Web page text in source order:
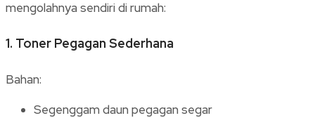
mengolahnya sendiri di rumah:
1. Toner Pegagan Sederhana
Bahan:
Segenggam daun pegagan segar